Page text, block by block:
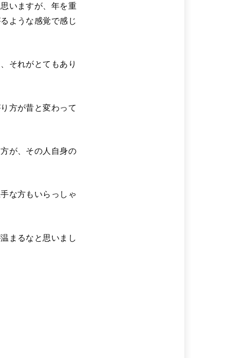
いますが、年を重
ような感覚で感じ
それがとてもあり
方が昔と変わって
が、その人自身の
な方もいらっしゃ
まるなと思いまし